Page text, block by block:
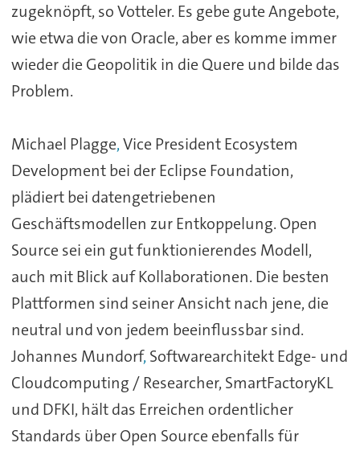
zugeknöpft, so Votteler. Es gebe gute Angebote,
wie etwa die von Oracle, aber es komme immer
wieder die Geopolitik in die Quere und bilde das
Problem.
Michael Plagge,Vice President Ecosystem
Development bei der Eclipse Foundation,
plädiert bei datengetriebenen
Geschäftsmodellen zur Entkoppelung. Open
Source sei ein gut funktionierendes Modell,
auch mit Blick auf Kollaborationen. Die besten
Plattformen sind seiner Ansicht nach jene, die
neutral und von jedem beeinflussbar sind.
Johannes Mundorf,Softwarearchitekt Edge- und
Cloudcomputing / Researcher, SmartFactoryKL
und DFKI, hält das Erreichen ordentlicher
Standards über Open Source ebenfalls für